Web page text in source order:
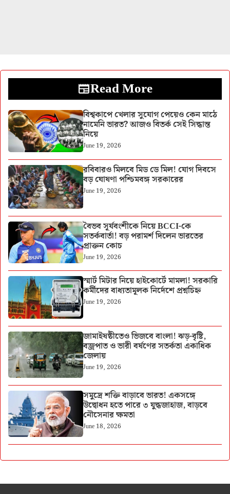
Read More
বিশ্বকাপে খেলার সুযোগ পেয়েও কেন মাঠে
নামেনি ভারত? আজও বিতর্ক সেই সিদ্ধান্ত
নিয়ে
June 19, 2026
রবিবারও মিলবে মিড ডে মিল! যোগ দিবসে
বড় ঘোষণা পশ্চিমবঙ্গ সরকারের
June 19, 2026
বৈভব সূর্যবংশীকে নিয়ে BCCI-কে
সতর্কবার্তা! বড় পরামর্শ দিলেন ভারতের
প্রাক্তন কোচ
June 19, 2026
স্মার্ট মিটার নিয়ে হাইকোর্টে মামলা! সরকারি
কর্মীদের বাধ্যতামূলক নির্দেশে প্রশ্নচিহ্ন
June 19, 2026
জামাইষষ্ঠীতেও ভিজবে বাংলা! ঝড়-বৃষ্টি,
বজ্রপাত ও ভারী বর্ষণের সতর্কতা একাধিক
জেলায়
June 19, 2026
সমুদ্রে শক্তি বাড়াবে ভারত! একসঙ্গে
উদ্বোধন হতে পারে ৩ যুদ্ধজাহাজ, বাড়বে
নৌসেনার ক্ষমতা
June 18, 2026